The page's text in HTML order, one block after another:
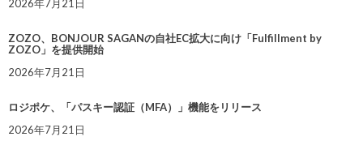
2026年7月21日
ZOZO、BONJOUR SAGANの自社EC拡大に向け「Fulfillment by
ZOZO」を提供開始
2026年7月21日
ロジポケ、「パスキー認証（MFA）」機能をリリース
2026年7月21日